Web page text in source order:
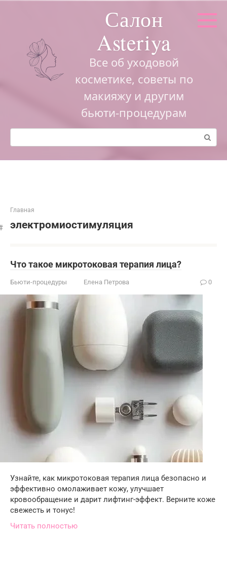
Салон
Asteriya
Все об уходовой
косметике, советы по
макияжу и другим
бьюти-процедурам
Поиск:
Главная
электромиостимуляция
Что такое микротоковая терапия лица?
Бьюти-процедуры Елена Петрова 0
Узнайте, как микротоковая терапия лица безопасно и
эффективно омолаживает кожу, улучшает
кровообращение и дарит лифтинг-эффект. Верните коже
свежесть и тонус!
Читать полностью